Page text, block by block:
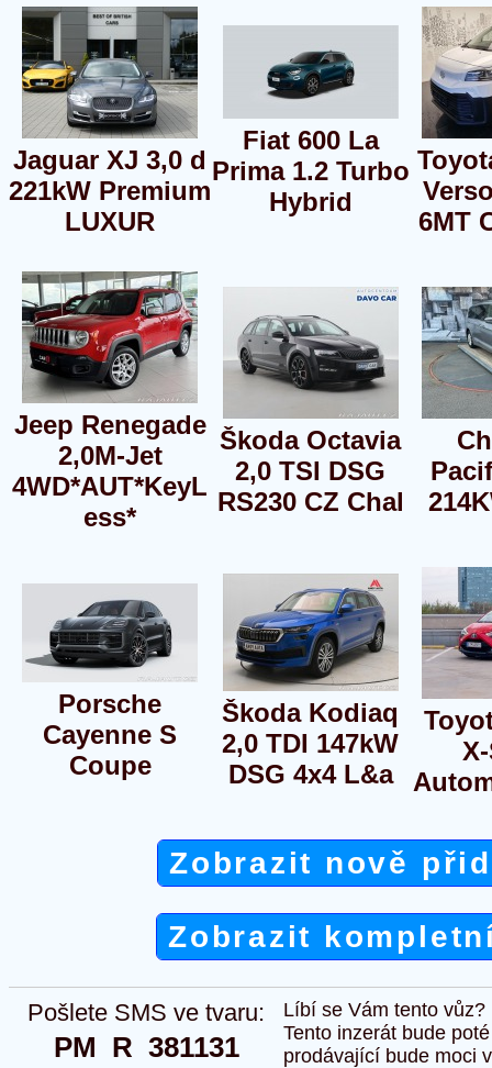
Jaguar XJ 3,0 d
221kW Premium
LUXUR
Fiat 600 La
Prima 1.2 Turbo
Hybrid
6MT
Jeep Renegade
2,0M-Jet
4WD*AUT*KeyL
ess*
Škoda Octavia
2,0 TSI DSG
RS230 CZ Chal
Porsche
Cayenne S
Coupe
Škoda Kodiaq
2,0 TDI 147kW
DSG 4x4 L&a
Zobrazit nově
Zobrazit
Pošlete SMS ve tvaru:
PM  R  381131
Líbí se Vám tento
Tento inzerát bude
prodávající bude moci